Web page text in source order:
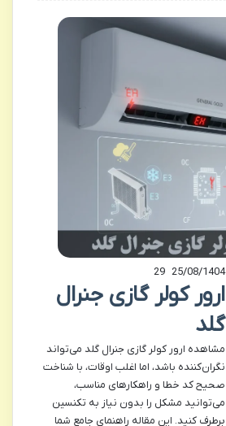
25/08/1404
29
ارور کولر گازی جنرال
گلد
مشاهده ارور کولر گازی جنرال گلد می‌تواند
نگران‌کننده باشد، اما اغلب اوقات، با شناخت
صحیح کد خطا و راهکارهای مناسب،
می‌توانید مشکل را بدون نیاز به تکنسین
برطرف کنید. این مقاله راهنمای جامع شما